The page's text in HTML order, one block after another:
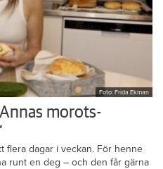
Foto: Frida Ekman
morots-
flera dagar i veckan. För henne
runt en deg – och den får gärna